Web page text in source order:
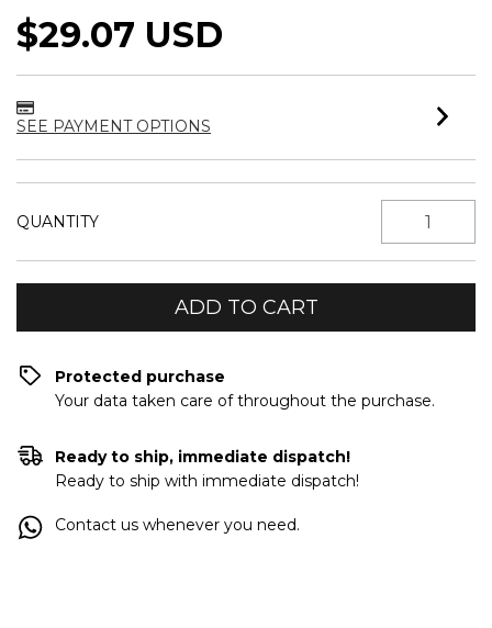
$29.07 USD
SEE PAYMENT OPTIONS
QUANTITY
Protected purchase
Your data taken care of throughout the purchase.
Ready to ship, immediate dispatch!
Ready to ship with immediate dispatch!
Contact us whenever you need.